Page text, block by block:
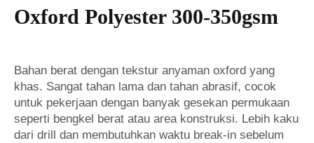
Oxford Polyester 300-350gsm
Bahan berat dengan tekstur anyaman oxford yang
khas. Sangat tahan lama dan tahan abrasif, cocok
untuk pekerjaan dengan banyak gesekan permukaan
seperti bengkel berat atau area konstruksi. Lebih kaku
dari drill dan membutuhkan waktu break-in sebelum